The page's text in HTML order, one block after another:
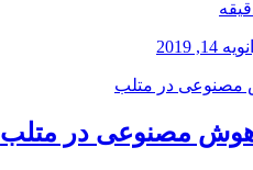
2019
مصنوعی در متلب